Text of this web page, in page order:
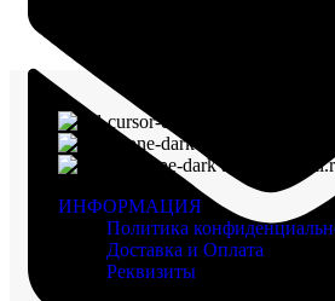
г. Воронеж, пр-
ИНФОРМАЦИЯ
Политика
Доставка и Оплата
Реквизиты